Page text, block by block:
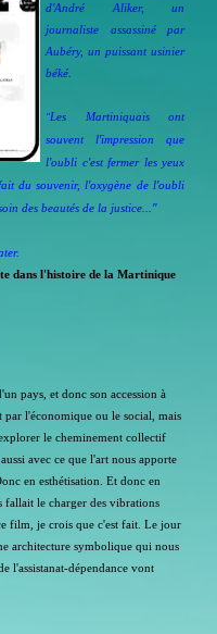
d'André Aliker, un
journaliste assassiné par
Aubéry, un puissant usinier
béké.
"Les Martiniquais ont
souvent l'impression que
l'oubli c'est fermer les yeux
du souvenir, l'oxygène de l'oubli
des beautés de la justice..."
dans l'histoire de la Martinique
pays, et donc son accession à
par l'économique ou le social, mais
le cheminement collectif
avec ce que l'art nous apporte
en esthétisation. Et donc en
fallait le charger des vibrations
film, je crois que c'est fait. Le jour
architecture symbolique qui nous
l'assistanat-dépendance vont